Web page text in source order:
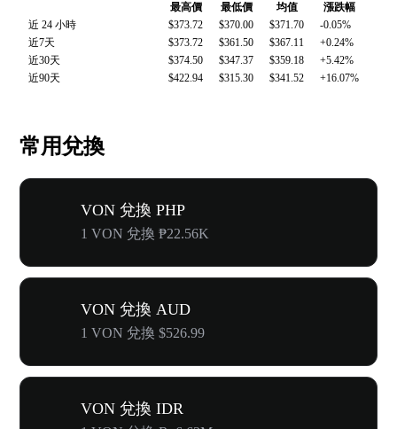
最高價 最低價 均值
漲跌幅
近 24 小時
$373.72 $370.00 $371.70
-0.05%
近7天
$373.72 $361.50 $367.11
+0.24%
近30天
$374.50 $347.37 $359.18
+5.42%
近90天
$422.94 $315.30 $341.52 +16.07%
常用兌換
VON 兌換 PHP
1 VON 兌換 ₱22.56K
VON 兌換 AUD
1 VON 兌換 $526.99
VON 兌換 IDR